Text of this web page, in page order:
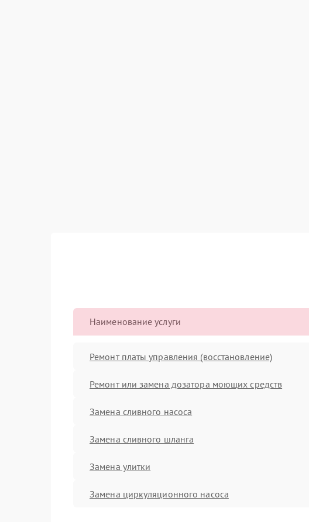
Наименование услуги
Ремонт платы управления (восстановление)
Ремонт или замена дозатора моющих средств
Замена сливного насоса
Замена сливного шланга
Замена улитки
Замена циркуляционного насоса